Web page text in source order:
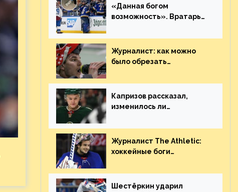
«Данная богом
возможность». Вратарь
о броске бутылкой в
Кадри
Журналист: как можно
было обрезать
Деанджело? Плохая
работа, ESPN
Капризов рассказал,
изменилось ли
из-за ситуации на
Украине
Журналист The Athletic:
хоккейные боги
стабильно великолепную
игру
Шестёркин ударил